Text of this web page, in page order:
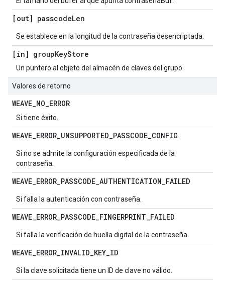
[out] passcodeLen
Se establece en la longitud de la contraseña desencriptada.
[in] groupKeyStore
Un puntero al objeto del almacén de claves del grupo.
Valores de retorno
WEAVE_NO_ERROR
Si tiene éxito.
WEAVE_ERROR_UNSUPPORTED_PASSCODE_CONFIG
Si no se admite la configuración especificada de la
contraseña.
WEAVE_ERROR_PASSCODE_AUTHENTICATION_FAILED
Si falla la autenticación con contraseña.
WEAVE_ERROR_PASSCODE_FINGERPRINT_FAILED
Si falla la verificación de huella digital de la contraseña.
WEAVE_ERROR_INVALID_KEY_ID
Si la clave solicitada tiene un ID de clave no válido.